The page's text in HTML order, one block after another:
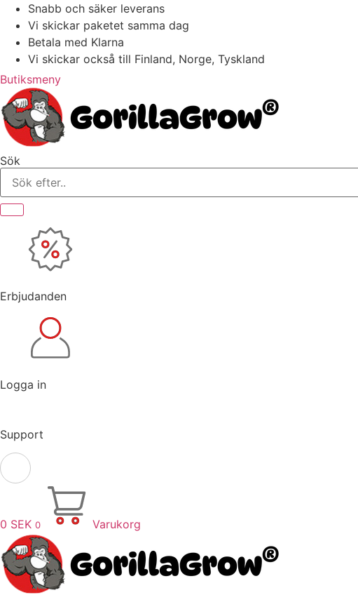
Hoppa
innehåll
Snabb och säker leverans
Vi skickar paketet samma dag
Betala med Klarna
Vi skickar också till Finland, Norge, Tyskland
Butiksmeny
Sök
Erbjudanden
Logga in
Support
0 SEK 0 Varukorg